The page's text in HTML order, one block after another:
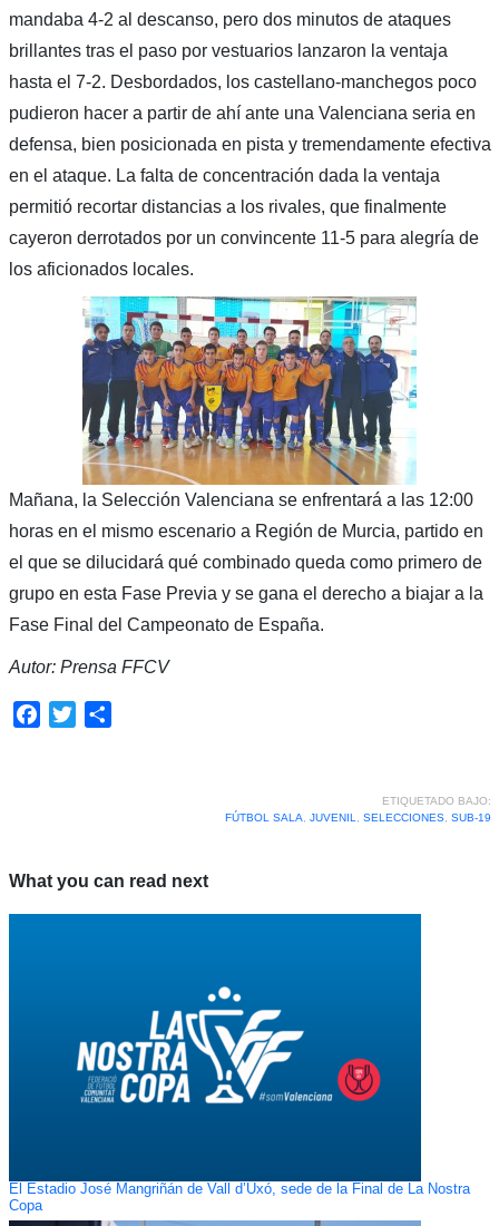
mandaba 4-2 al descanso, pero dos minutos de ataques
brillantes tras el paso por vestuarios lanzaron la ventaja
hasta el 7-2. Desbordados, los castellano-manchegos poco
pudieron hacer a partir de ahí ante una Valenciana seria en
defensa, bien posicionada en pista y tremendamente efectiva
en el ataque. La falta de concentración dada la ventaja
permitió recortar distancias a los rivales, que finalmente
cayeron derrotados por un convincente 11-5 para alegría de
los aficionados locales.
Mañana, la Selección Valenciana se enfrentará a las 12:00
horas en el mismo escenario a Región de Murcia, partido en
el que se dilucidará qué combinado queda como primero de
grupo en esta Fase Previa y se gana el derecho a biajar a la
Fase Final del Campeonato de España.
Autor: Prensa FFCV
Facebook
Twitter
ETIQUETADO BAJO:
FÚTBOL SALA
JUVENIL SELECCIONES, SUB-19
What you can read next
El Estadio José Mangriñán de Vall d’Uxó, sede de la Final de La Nostra
Copa